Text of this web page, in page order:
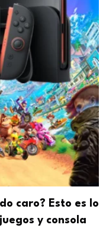
caro? Esto es lo
y consola